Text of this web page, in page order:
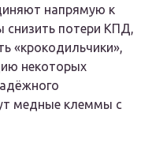
напрямую к
снизить потери КПД,
«крокодильчики»,
некоторых
медные клеммы с